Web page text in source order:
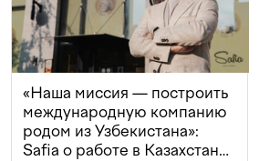
«Наша миссия — построить
международную компанию
родом из Узбекистана»:
Safia о работе в Казахстане,